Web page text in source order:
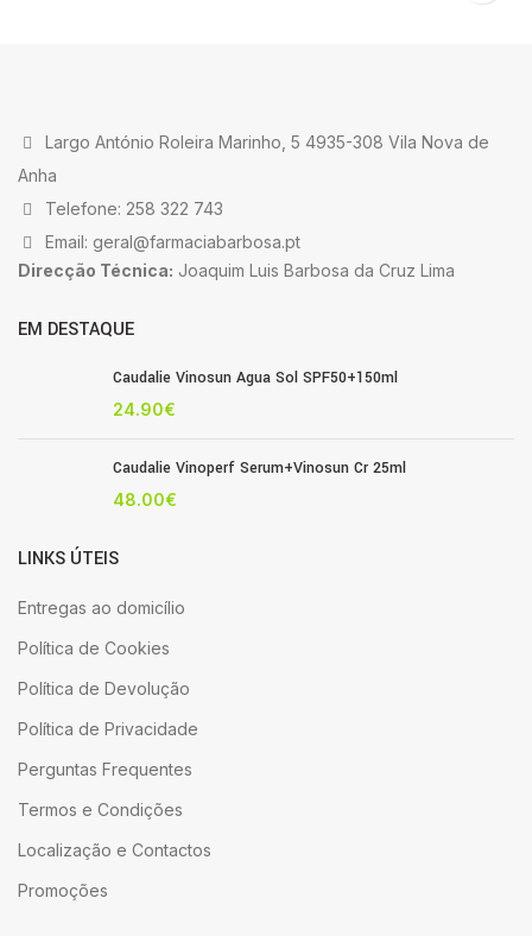
Largo António Roleira Marinho, 5 4935-308 Vila Nova de
Anha
Telefone: 258 322 743
Email: geral@farmaciabarbosa.pt
Direcção Técnica: Joaquim Luis Barbosa da Cruz Lima
EM DESTAQUE
Caudalie Vinosun Agua Sol SPF50+150ml
24.90€
Caudalie Vinoperf Serum+Vinosun Cr 25ml
48.00€
LINKS ÚTEIS
Entregas ao domicílio
Política de Cookies
Política de Devolução
Política de Privacidade
Perguntas Frequentes
Termos e Condições
Localização e Contactos
Promoções